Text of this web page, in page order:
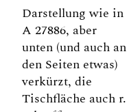
Darstellung wie in
A 27886, aber
unten (und auch an
den Seiten etwas)
verkürzt, die
Tischfläche auch r.